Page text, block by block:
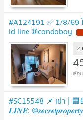
#A124191 ✅ 1/8/69
ld line @condoboy
2
#SC15548 📌 เช่า |
𝑳𝑰𝑵𝑬: